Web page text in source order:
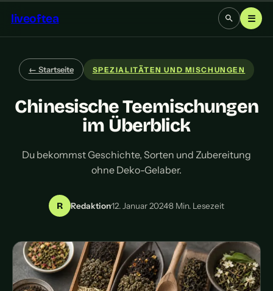
liveoftea ☰
← Startseite SPEZIALITÄTEN UND MISCHUNGEN
Chinesische Teemischungen
im Überblick
Du bekommst Geschichte, Sorten und Zubereitung
ohne Deko-Gelaber.
R Redaktion·12. Januar 2024·8 Min. Lesezeit